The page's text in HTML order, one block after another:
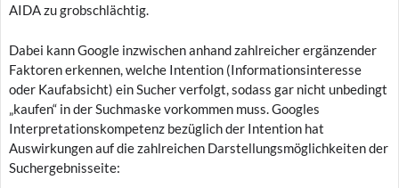
AIDA zu grobschlächtig.
Dabei kann Google inzwischen anhand zahlreicher ergänzender
Faktoren erkennen, welche Intention (Informationsinteresse
oder Kaufabsicht) ein Sucher verfolgt, sodass gar nicht unbedingt
„kaufen“ in der Suchmaske vorkommen muss. Googles
Interpretationskompetenz bezüglich der Intention hat
Auswirkungen auf die zahlreichen Darstellungsmöglichkeiten der
Suchergebnisseite: